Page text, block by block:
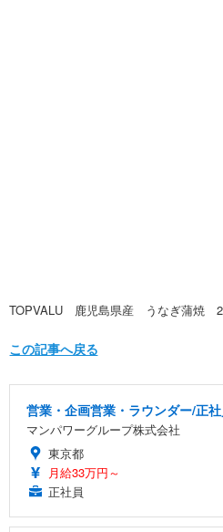
TOPVALU 鹿児島県産 うなぎ蒲焼
この記事へ戻る
営業・企画営業・ラウンダー/正
マンパワーグループ株式会社
東京都
月給33万円～
正社員